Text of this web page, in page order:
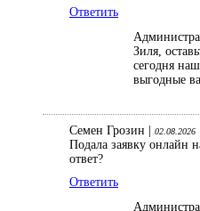
Ответить
Зиля,
сегодня
выгодные
Семен Грозин | 02.08.2026
Подала заявку онлайн
ответ?
Ответить